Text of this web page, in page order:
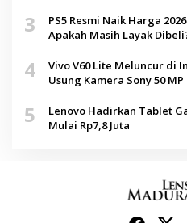
3
PS5 Resmi Naik Harga
Apakah Masih Layak
4
Vivo V60 Lite Meluncur di
Usung Kamera Sony 50 MP
5
Lenovo Hadirkan Tablet
Mulai Rp7,8 Juta